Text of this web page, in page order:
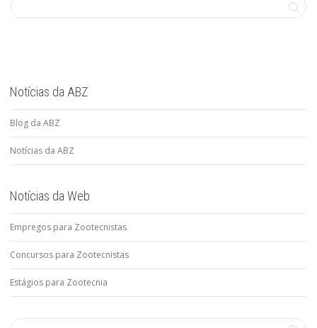
Notícias da ABZ
Blog da ABZ
Notícias da ABZ
Notícias da Web
Empregos para Zootecnistas
Concursos para Zootecnistas
Estágios para Zootecnia